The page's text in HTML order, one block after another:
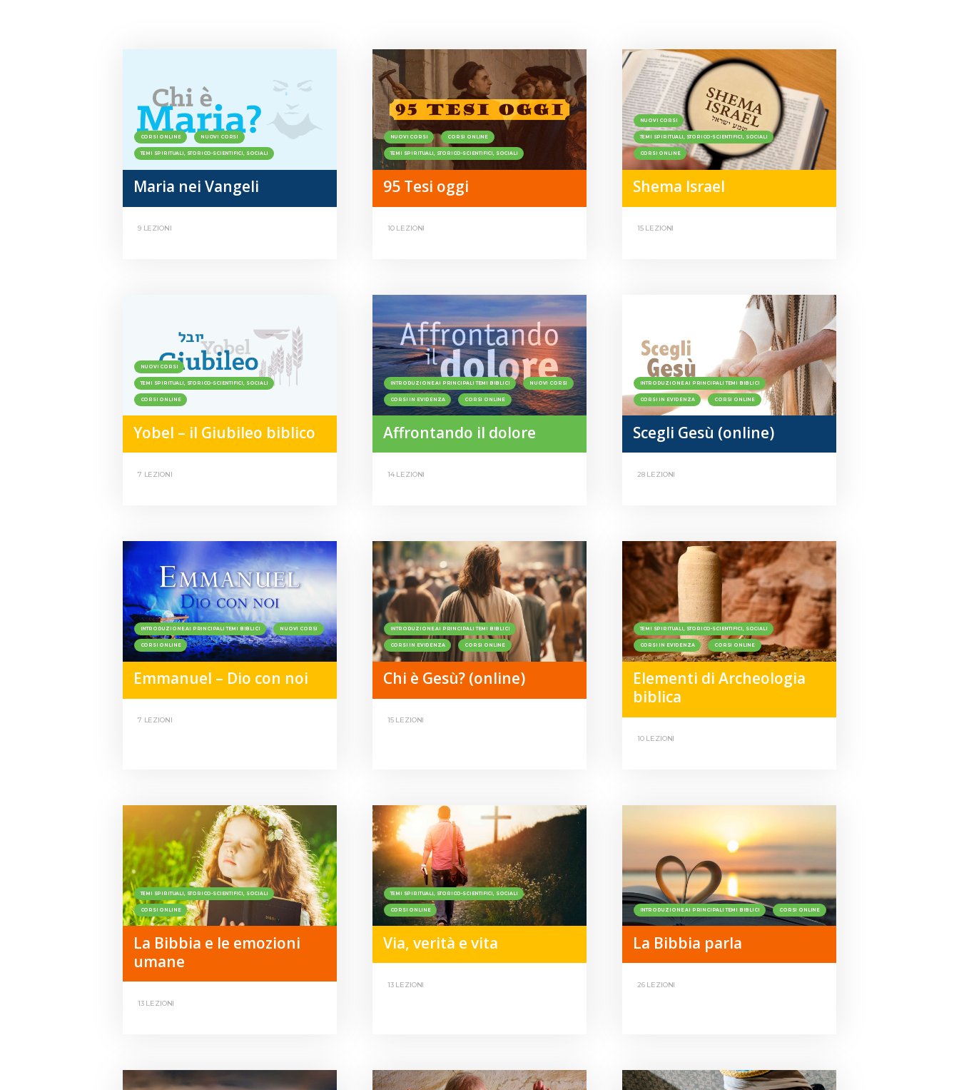
CORSI ONLINE NUOVI CORSI
TEMI SPIRITUALI, STORICO-SCIENTIFICI, SOCIALI
Maria nei Vangeli
9 LEZIONI
NUOVI CORSI CORSI ONLINE
TEMI SPIRITUALI, STORICO-SCIENTIFICI, SOCIALI
95 Tesi oggi
10 LEZIONI
NUOVI CORSI
TEMI SPIRITUALI, STORICO-SCIENTIFICI, SOCIALI
CORSI ONLINE
Shema Israel
15 LEZIONI
NUOVI CORSI
TEMI SPIRITUALI, STORICO-SCIENTIFICI, SOCIALI
CORSI ONLINE
Yobel – il Giubileo biblico
7 LEZIONI
INTRODUZIONE AI PRINCIPALI TEMI BIBLICI NUOVI CORSI
CORSI IN EVIDENZA CORSI ONLINE
Affrontando il dolore
14 LEZIONI
INTRODUZIONE AI PRINCIPALI TEMI BIBLICI
CORSI IN EVIDENZA CORSI ONLINE
Scegli Gesù (online)
28 LEZIONI
INTRODUZIONE AI PRINCIPALI TEMI BIBLICI NUOVI CORSI
CORSI ONLINE
Emmanuel – Dio con noi
7 LEZIONI
INTRODUZIONE AI PRINCIPALI TEMI BIBLICI
CORSI IN EVIDENZA CORSI ONLINE
Chi è Gesù? (online)
15 LEZIONI
TEMI SPIRITUALI, STORICO-SCIENTIFICI, SOCIALI
CORSI IN EVIDENZA CORSI ONLINE
Elementi di Archeologia
biblica
10 LEZIONI
TEMI SPIRITUALI, STORICO-SCIENTIFICI, SOCIALI
CORSI ONLINE
La Bibbia e le emozioni
umane
13 LEZIONI
TEMI SPIRITUALI, STORICO-SCIENTIFICI, SOCIALI
CORSI ONLINE
Via, verità e vita
13 LEZIONI
INTRODUZIONE AI PRINCIPALI TEMI BIBLICI CORSI ONLINE
La Bibbia parla
26 LEZIONI